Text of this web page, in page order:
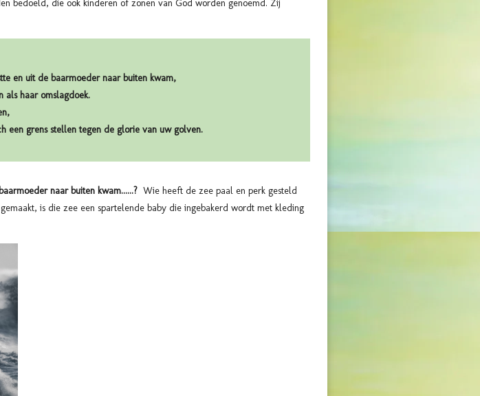
bedoeld, die ook kinderen of zonen van God worden genoemd. Zij
en uit de baarmoeder naar buiten kwam,
als haar omslagdoek.
een grens stellen tegen de glorie van uw golven.
naar buiten kwam......? Wie heeft de zee paal en perk gesteld
is die zee een spartelende baby die ingebakerd wordt met kleding